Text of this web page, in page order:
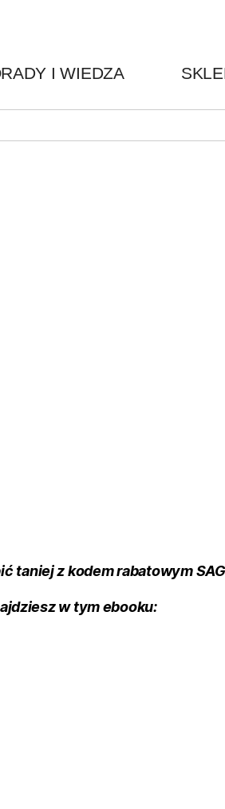
I WIEDZA
taniej z kodem rabatowym
w tym ebooku: